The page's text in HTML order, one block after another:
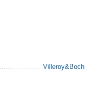
Villeroy&Boch